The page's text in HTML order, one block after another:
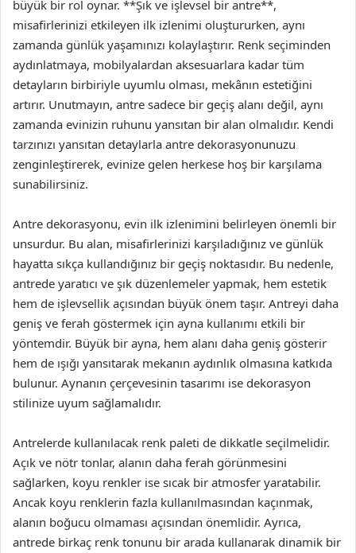
büyük bir rol oynar. **Şık ve işlevsel bir antre**,
misafirlerinizi etkileyen ilk izlenimi oluştururken, aynı
zamanda günlük yaşamınızı kolaylaştırır. Renk seçiminden
aydınlatmaya, mobilyalardan aksesuarlara kadar tüm
detayların birbiriyle uyumlu olması, mekânın estetiğini
artırır. Unutmayın, antre sadece bir geçiş alanı değil, aynı
zamanda evinizin ruhunu yansıtan bir alan olmalıdır. Kendi
tarzınızı yansıtan detaylarla antre dekorasyonunuzu
zenginleştirerek, evinize gelen herkese hoş bir karşılama
sunabilirsiniz.
Antre dekorasyonu, evin ilk izlenimini belirleyen önemli bir
unsurdur. Bu alan, misafirlerinizi karşıladığınız ve günlük
hayatta sıkça kullandığınız bir geçiş noktasıdır. Bu nedenle,
antrede yaratıcı ve şık düzenlemeler yapmak, hem estetik
hem de işlevsellik açısından büyük önem taşır. Antreyi daha
geniş ve ferah göstermek için ayna kullanımı etkili bir
yöntemdir. Büyük bir ayna, hem alanı daha geniş gösterir
hem de ışığı yansıtarak mekanın aydınlık olmasına katkıda
bulunur. Aynanın çerçevesinin tasarımı ise dekorasyon
stilinize uyum sağlamalıdır.
Antrelerde kullanılacak renk paleti de dikkatle seçilmelidir.
Açık ve nötr tonlar, alanın daha ferah görünmesini
sağlarken, koyu renkler ise sıcak bir atmosfer yaratabilir.
Ancak koyu renklerin fazla kullanılmasından kaçınmak,
alanın boğucu olmaması açısından önemlidir. Ayrıca,
antrede birkaç renk tonunu bir arada kullanarak dinamik bir